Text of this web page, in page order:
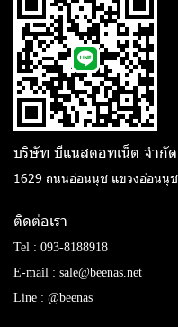
บริษัท บีแนสดอทเน็ต จํากัด
1629 ถนนอ่อนนุช แขวงอ่อนนุ
ติดต่อเรา
Tel : 093-8188918
E-mail : sale@beenas.net
Line : @beenas